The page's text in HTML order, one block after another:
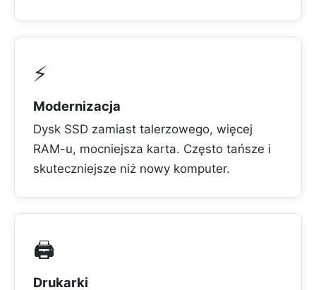
⚡
Modernizacja
Dysk SSD zamiast talerzowego, więcej
RAM-u, mocniejsza karta. Często tańsze i
skuteczniejsze niż nowy komputer.
🖨️
Drukarki